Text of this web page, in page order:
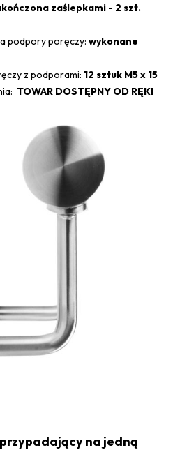
zaślepkami - 2 szt.
podpory poręczy: wykonane
z podporami: 12 sztuk M5 x 15
TOWAR DOSTĘPNY OD RĘKI
na jedną